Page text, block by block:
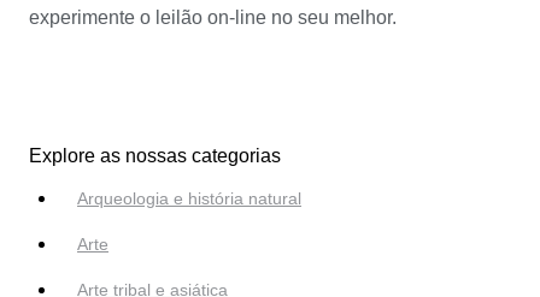
experimente o leilão on-line no seu melhor.
Explore as nossas categorias
Arqueologia e história natural
Arte
Arte tribal e asiática